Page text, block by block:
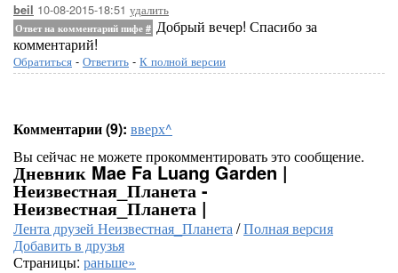
beil 10-08-2015-18:51 удалить
Ответ на комментарий пифе # Добрый вечер! Спасибо за
комментарий!
Обратиться - Ответить - К полной версии
Комментарии (9): вверх^
Вы сейчас не можете прокомментировать это сообщение.
Дневник Mae Fa Luang Garden |
Неизвестная_Планета -
Неизвестная_Планета |
Лента друзей Неизвестная_Планета/Полная версия
Добавить в друзья
Страницы: раньше»